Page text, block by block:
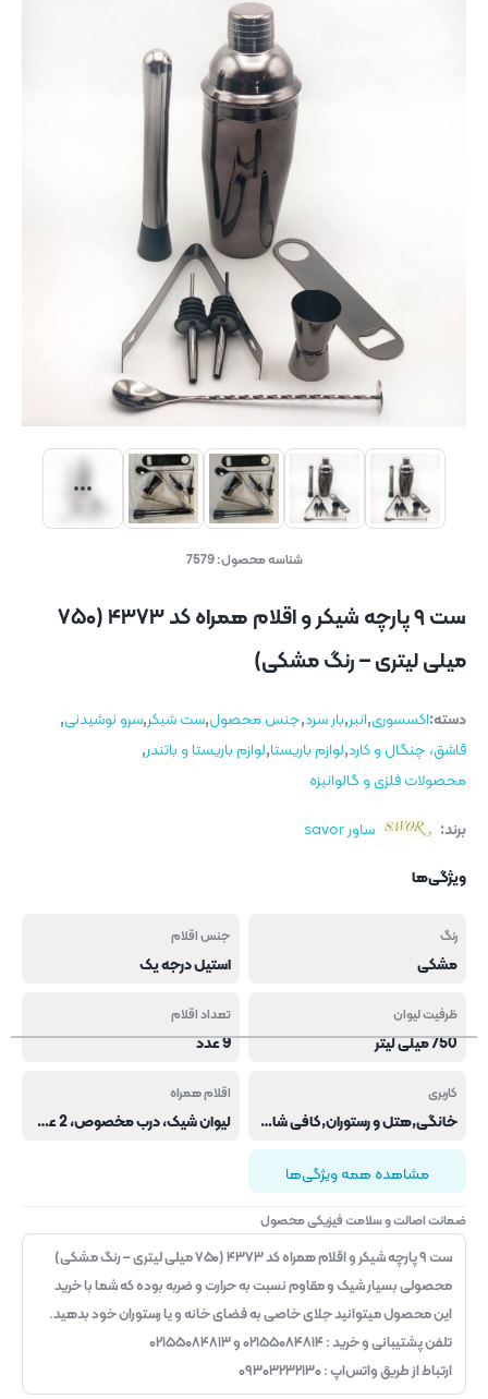
شناسه محصول:7579
ست ۹ پارچه شیکر و اقلام همراه کد ۴۳۷۳ (۷۵۰
میلی لیتری – رنگ مشکی)
دسته:اکسسوری,انبر,بار سرد,جنس محصول,ست شیکر,سرو نوشیدنی,
قاشق، چنگال و کارد,لوازم باریستا,لوازم باریستا و باتندر,
محصولات فلزی و گالوانیزه
برند:
ساور savor
ویژگی‌ها
رنگ
مشکی
جنس اقلام
استیل درجه یک
ظرفیت لیوان
750 میلی لیتر
تعداد اقلام
9 عدد
کاربری
خانگی,هتل و رستوران,کافی شاپ و فست فود
اقلام همراه
لیوان شیک، درب مخصوص، 2 عدد سر سیروپ، جیجر، مادلر، انبر یخ، در باز کن، قاشق پایه دار
مشاهده همه ویژگی‌ها
ضمانت اصالت و سلامت فیزیکی محصول
ست ۹ پارچه شیکر و اقلام همراه کد ۴۳۷۳ (۷۵۰ میلی لیتری – رنگ مشکی)
محصولی بسیار شیک و مقاوم نسبت به حرارت و ضربه بوده که شما با خرید
این محصول میتوانید جلای خاصی به فضای خانه و یا رستوران خود بدهید.
تلفن پشتیبانی و خرید : ۰۲۱۵۵۰۸۴۸۱۴ و ۰۲۱۵۵۰۸۴۸۱۳
ارتباط از طریق واتس‌اپ : ۰۹۳۰۳۲۳۲۱۳۰